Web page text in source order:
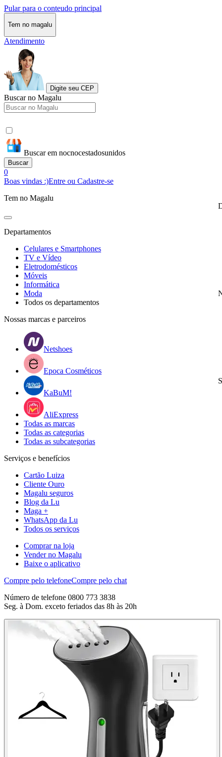
Pular para o conteudo principal
Tem no magalu
Atendimento
Digite seu CEP
Buscar no Magalu
Buscar em nocnocestadosunidos
Buscar
0
Boas vindas :)Entre ou Cadastre-se
Tem no Magalu
Departamentos
Celulares e Smartphones
TV e Vídeo
Eletrodomésticos
Móveis
Informática
Moda
Todos os departamentos
Nossas marcas e parceiros
Netshoes
Epoca Cosméticos
KaBuM!
AliExpress
Todas as marcas
Todas as categorias
Todas as subcategorias
Serviços e benefícios
Cartão Luiza
Cliente Ouro
Magalu seguros
Blog da Lu
Maga +
WhatsApp da Lu
Todos os serviços
Comprar na loja
Vender no Magalu
Baixe o aplicativo
Compre pelo telefoneCompre pelo chat
Número de telefone 0800 773 3838
Seg. à Dom. exceto feriados das 8h às 20h